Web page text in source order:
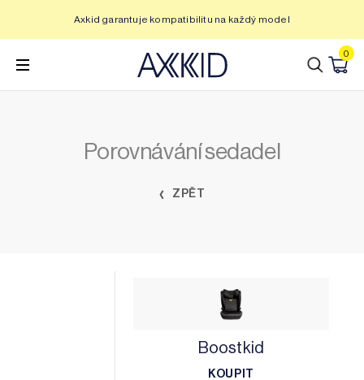
obsah
Axkid garantuje kompatibilitu na každý model
0
Porovnávání sedadel
ZPĚT
Boostkid
KOUPIT